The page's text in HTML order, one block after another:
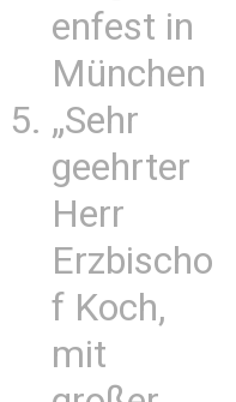
enfest in
München
„Sehr
geehrter
Herr
Erzbischo
f Koch,
mit